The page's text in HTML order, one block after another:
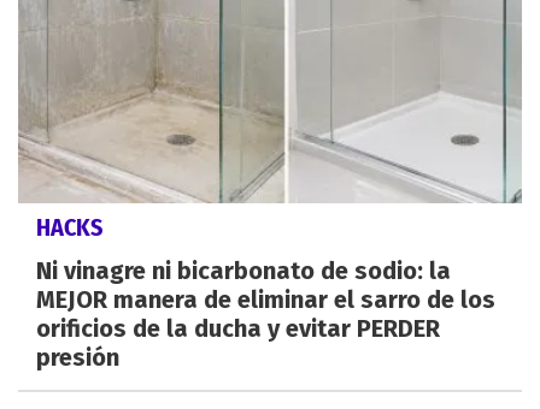
HACKS
Ni vinagre ni bicarbonato de sodio: la
MEJOR manera de eliminar el sarro de los
orificios de la ducha y evitar PERDER
presión